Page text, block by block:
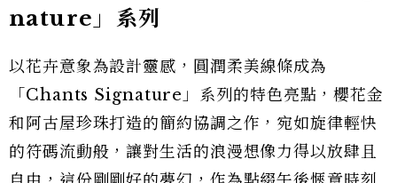
nature」系列
以花卉意象為設計靈感，圓潤柔美線條成為
「Chants Signature」系列的特色亮點，櫻花金
和阿古屋珍珠打造的簡約協調之作，宛如旋律輕快
的符碼流動般，讓對生活的浪漫想像力得以放肆且